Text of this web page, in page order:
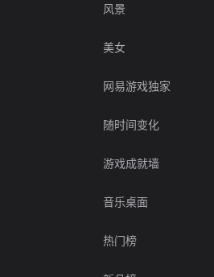
风景
美女
网易游戏独家
随时间变化
游戏成就墙
音乐桌面
热门榜